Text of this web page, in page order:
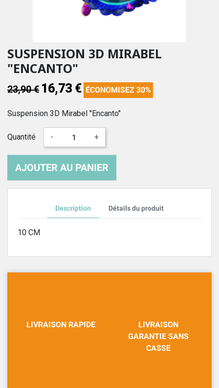
SUSPENSION 3D MIRABEL
"ENCANTO"
23,90 € 16,73 € ÉCONOMISEZ 30%
Suspension 3D Mirabel "Encanto"
Quantité - +
AJOUTER AU PANIER
Description Détails du produit
10 CM
LIVRAISON RAPIDE
LIVRAISON
GARANTIE SANS
CASSE